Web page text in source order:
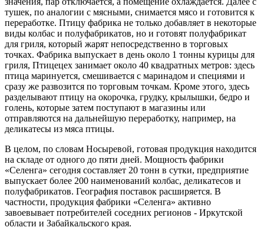
тушек, по аналогии с мясными, снимается мясо и готовится к
переработке. Птицу фабрика не только добавляет в некоторые
виды колбас и полуфабрикатов, но и готовят полуфабрикат
для гриля, который жарят непосредственно в торговых
точках. Фабрика выпускает в день около 1 тонны курицы для
гриля, Птицецех занимает около 40 квадратных метров: здесь
птица маринуется, смешивается с маринадом и специями и
сразу же развозится по торговым точкам. Кроме этого, здесь
разделывают птицу на окорочка, грудку, крылышки, бедро и
голень, которые затем поступают в магазины или
отправляются на дальнейшую переработку, например, на
деликатесы из мяса птицы.
В целом, по словам Носыревой, готовая продукция находится
на складе от одного до пяти дней. Мощность фабрики
«Селенга» сегодня составляет 20 тонн в сутки, предприятие
выпускает более 200 наименований колбас, деликатесов и
полуфабрикатов. География поставок расширяется. В
частности, продукция фабрики «Селенга» активно
завоевывает потребителей соседних регионов - Иркутской
области и Забайкальского края.